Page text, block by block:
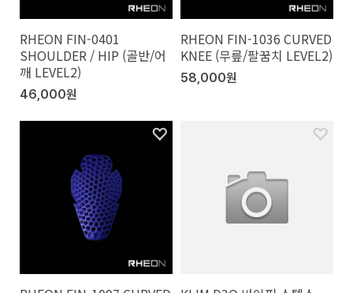
RHEON FIN-0401
SHOULDER / HIP (골반/어
깨 LEVEL2)
46,000원
RHEON FIN-1036 CURVED
KNEE (무릎/팔꿈치 LEVEL2)
58,000원